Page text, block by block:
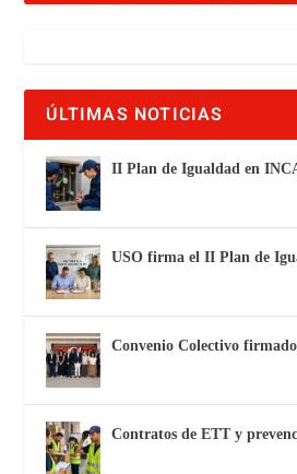
ÚLTIMAS NOTICIAS
II Plan de Igualdad en
USO firma el II Plan de
Convenio Colectivo
Contratos de ETT y